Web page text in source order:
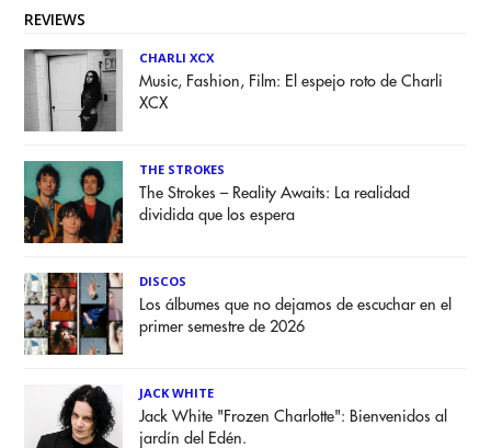
REVIEWS
CHARLI XCX
Music, Fashion, Film: El espejo roto de Charli
XCX
THE STROKES
The Strokes – Reality Awaits: La realidad
dividida que los espera
DISCOS
Los álbumes que no dejamos de escuchar en el
primer semestre de 2026
JACK WHITE
Jack White "Frozen Charlotte": Bienvenidos al
jardín del Edén.